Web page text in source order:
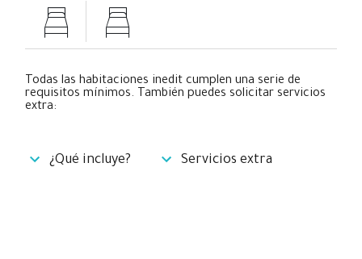
Todas las habitaciones inedit cumplen una serie de
requisitos mínimos. También puedes solicitar servicios
extra:
¿Qué incluye? Servicios extra